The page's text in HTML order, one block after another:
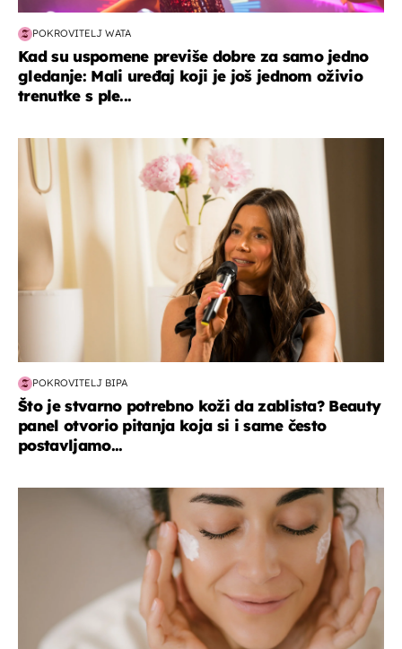
POKROVITELJ WATA
Kad su uspomene previše dobre za samo jedno
gledanje: Mali uređaj koji je još jednom oživio
trenutke s ple...
moda & ljepota
POKROVITELJ BIPA
Što je stvarno potrebno koži da zablista? Beauty
panel otvorio pitanja koja si i same često
postavljamo...
moda & ljepota